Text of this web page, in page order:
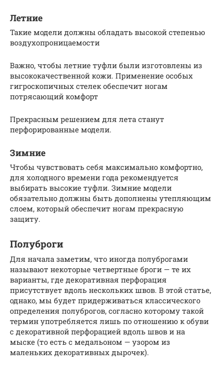
Летние
Такие модели должны обладать высокой степенью
воздухопроницаемости
Важно, чтобы летние туфли были изготовлены из
высококачественной кожи. Применение особых
гигроскопичных стелек обеспечит ногам
потрясающий комфорт
Прекрасным решением для лета станут
перфорированные модели.
Зимние
Чтобы чувствовать себя максимально комфортно,
для холодного времени года рекомендуется
выбирать высокие туфли. Зимние модели
обязательно должны быть дополнены утепляющим
слоем, который обеспечит ногам прекрасную
защиту.
Полуброги
Для начала заметим, что иногда полуброгами
называют некоторые четвертные броги — те их
варианты, где декоративная перфорация
присутствует вдоль нескольких швов. В этой статье,
однако, мы будет придерживаться классического
определения полуброгов, согласно которому такой
термин употребляется лишь по отношению к обуви
с декоративной перфорацией вдоль швов и на
мыске (то есть с медальоном — узором из
маленьких декоративных дырочек).